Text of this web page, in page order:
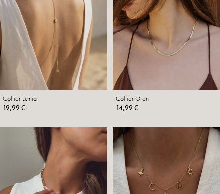
Collier Lumia
19,99 €
Collier Oren
14,99 €